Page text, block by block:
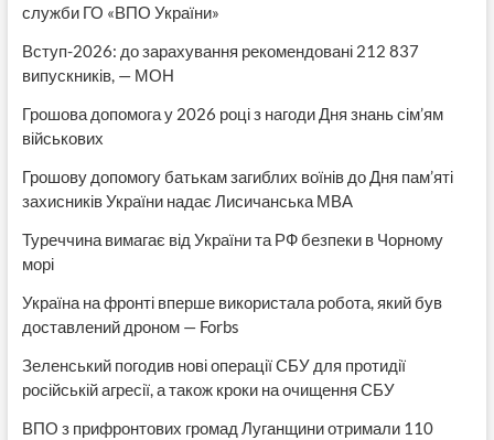
служби ГО «ВПО України»
Вступ-2026: до зарахування рекомендовані 212 837
випускників, — МОН
Грошова допомога у 2026 році з нагоди Дня знань сім’ям
військових
Грошову допомогу батькам загиблих воїнів до Дня пам’яті
захисників України надає Лисичанська МВА
Туреччина вимагає від України та РФ безпеки в Чорному
морі
Україна на фронті вперше використала робота, який був
доставлений дроном — Forbs
Зеленський погодив нові операції СБУ для протидії
російській агресії, а також кроки на очищення СБУ
ВПО з прифронтових громад Луганщини отримали 110